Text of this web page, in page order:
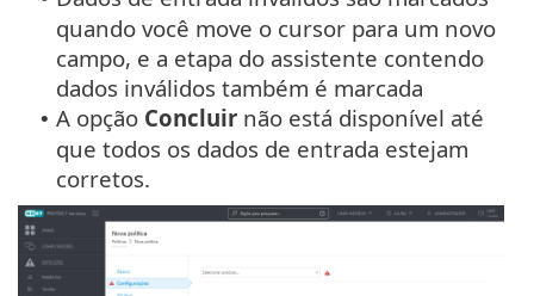
quando você move o cursor para um novo
campo, e a etapa do assistente contendo
dados inválidos também é marcada
• A opção Concluir não está disponível até
que todos os dados de entrada estejam
corretos.